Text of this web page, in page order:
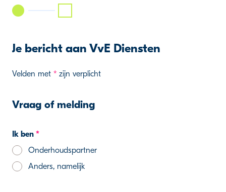
Je bericht aan VvE Diensten
Velden met * zijn verplicht
Vraag of melding
Ik ben *
Onderhoudspartner
Anders, namelijk